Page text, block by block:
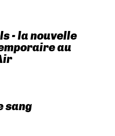
- la nouvelle
au
sang